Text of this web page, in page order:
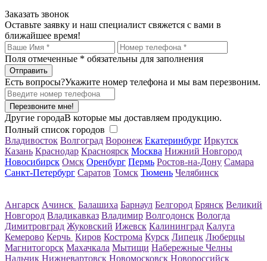
Заказать звонок
Оставьте заявку и наш специалист свяжется с вами в
ближайшее время!
Поля отмеченные * обязательны для заполнения
Есть вопросы?Укажите номер телефона и мы вам перезвоним.
Перезвоните мне!
Другие городаВ которые мы доставляем продукцию.
Полный список городов
Владивосток Волгоград Воронеж Екатеринбург Иркутск
Казань Краснодар Красноярск Москва Нижний Новгород
Новосибирск Омск Оренбург Пермь Ростов-на-Дону Самара
Санкт-Петербург Саратов Томск Тюмень Челябинск
Ангарск Ачинск Балашиха Барнаул Белгород Брянск Великий
Новгород Владикавказ Владимир Волгодонск Вологда
Димитровград Жуковский Ижевск Калининград Калуга
Кемерово Керчь Киров Кострома Курск Липецк Люберцы
Магнитогорск Махачкала Мытищи Набережные Челны
Нальчик Нижневартовск Новомосковск Новороссийск